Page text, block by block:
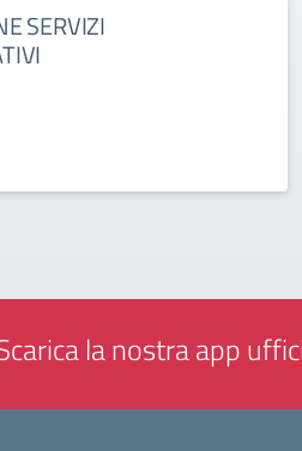
SERVIZI
la nostra app